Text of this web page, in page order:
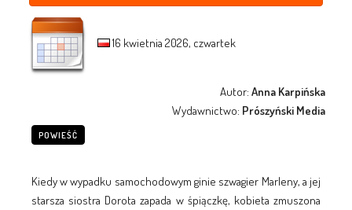
16 kwietnia 2026, czwartek
Autor:Anna Karpińska
Wydawnictwo: Prószyński Media
POWIEŚĆ
Kiedy w wypadku samochodowym ginie szwagier Marleny, a jej
starsza siostra Dorota zapada w śpiączkę, kobieta zmuszona